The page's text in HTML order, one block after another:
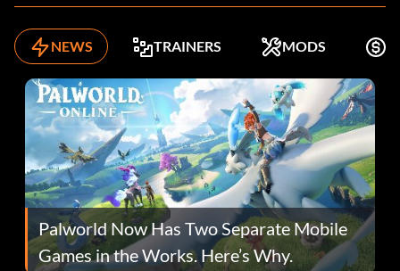
NEWS TRAINERS MODS
Palworld Now Has Two Separate Mobile
Games in the Works. Here’s Why.